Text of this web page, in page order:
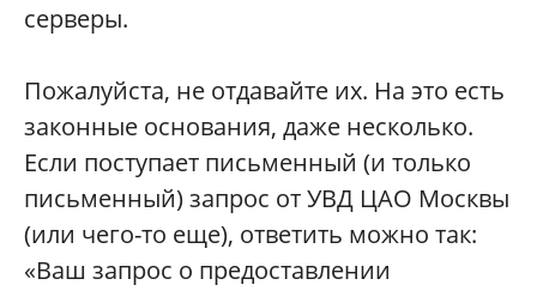
серверы.
Пожалуйста, не отдавайте их. На это есть
законные основания, даже несколько.
Если поступает письменный (и только
письменный) запрос от УВД ЦАО Москвы
(или чего-то еще), ответить можно так:
«Ваш запрос о предоставлении